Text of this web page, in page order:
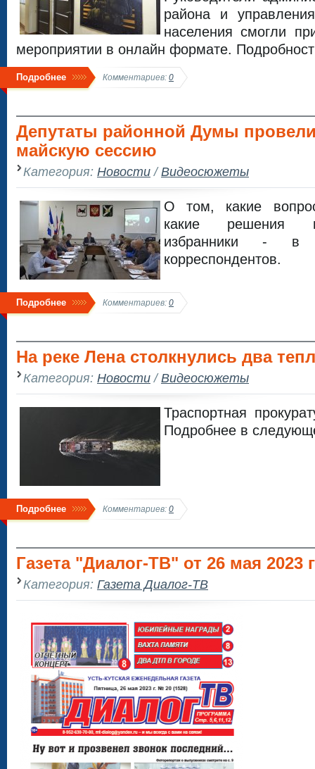
района и
населения смогли
мероприятии в онлайн формате.
Подробнее Комментариев: 0
Депутаты районной Думы
майскую сессию
Категория: Новости/Видеосюжеты
О том, какие
какие решения
избранники - в
корреспондентов.
Подробнее Комментариев: 0
На реке Лена столкнулись два
Категория: Новости/Видеосюжеты
Траспортная
Подробнее в
Подробнее Комментариев: 0
Газета "Диалог-ТВ" от 26 мая 2023
Категория: Газета Диалог-ТВ